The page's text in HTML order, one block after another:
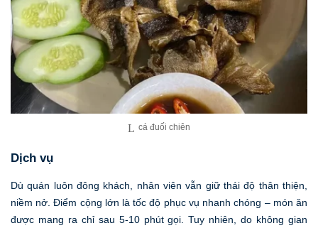
cá đuối chiên
Dịch vụ
Dù quán luôn đông khách, nhân viên vẫn giữ thái độ thân thiện,
niềm nở. Điểm cộng lớn là tốc độ phục vụ nhanh chóng – món ăn
được mang ra chỉ sau 5-10 phút gọi. Tuy nhiên, do không gian